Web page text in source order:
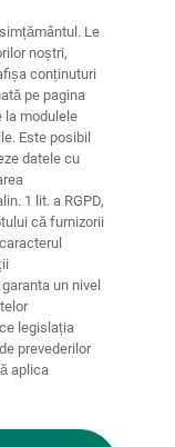
Protecţia
datelor
Conectare
Setări cookie-uri
Le
noștri,
conținuturi
pe pagina
la modulele
Este posibil
datele cu
1 lit. a RGPD,
că furnizorii
un nivel
legislația
prevederilor
aplica